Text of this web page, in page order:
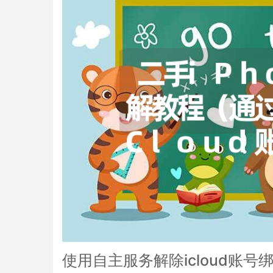
使用自主服务解除icloud账号